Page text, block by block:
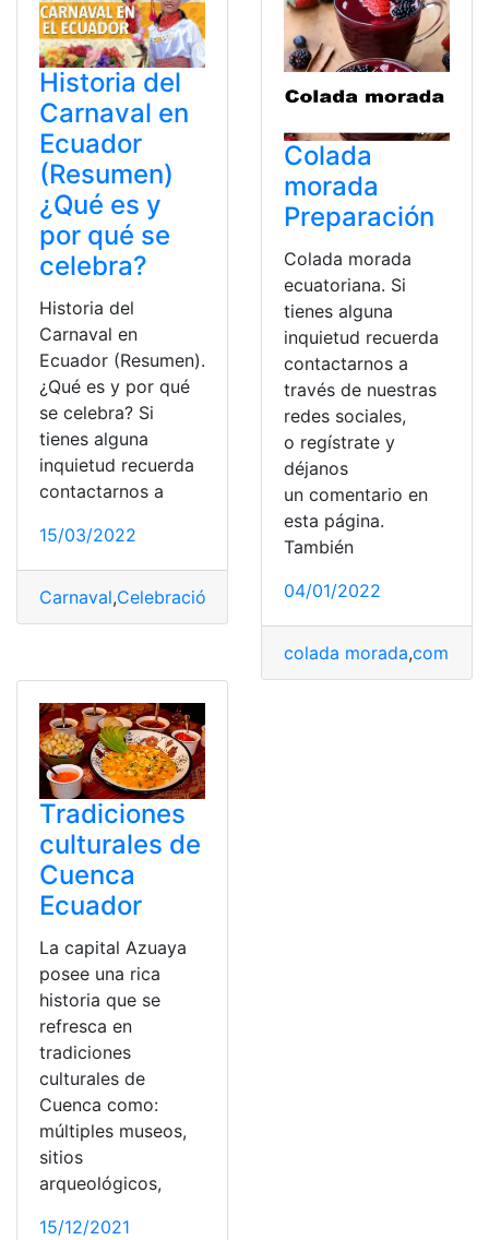
Historia del
Carnaval en
Ecuador
(Resumen)
¿Qué es y
por qué se
celebra?
Historia del
Carnaval en
Ecuador (Resumen).
¿Qué es y por qué
se celebra? Si
tienes alguna
inquietud recuerda
contactarnos a
15/03/2022
Carnaval,Celebración consultas,Ecuador,top2
Colada
morada
Preparación
Colada morada
ecuatoriana. Si
tienes alguna
inquietud recuerda
contactarnos a
través de nuestras
redes sociales,
o regístrate y
déjanos
un comentario en
esta página.
También
04/01/2022
colada morada,comida
Tradiciones
culturales de
Cuenca
Ecuador
La capital Azuaya
posee una rica
historia que se
refresca en
tradiciones
culturales de
Cuenca como:
múltiples museos,
sitios
arqueológicos,
15/12/2021